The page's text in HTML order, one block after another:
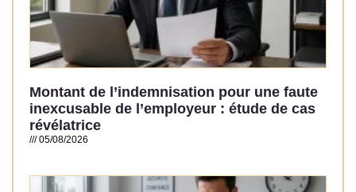
Montant de l’indemnisation pour une faute
inexcusable de l’employeur : étude de cas
révélatrice
05/08/2026